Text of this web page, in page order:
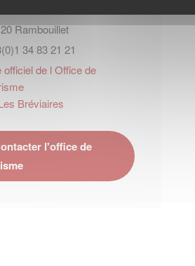
Rambouillet
34 83 21 21
officiel de l Office de
Bréviaires
l'office de